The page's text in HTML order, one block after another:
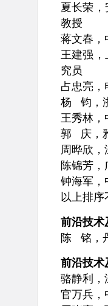
夏长荣
教授
蒋文春，
王建强
究员
占忠亮，
杨 钧，
王秀林，
郭 庆，
周晔欣
陈锦芳
钟海军，
以上排序
前沿技术
陈 铭，
前沿技术
骆静利，
官万兵，